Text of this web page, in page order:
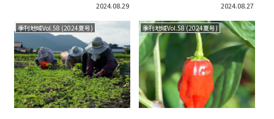
2024.08.29 2024.08.27
季刊地域Vol.58 (2024夏号) 季刊地域Vol.58 (2024夏号)